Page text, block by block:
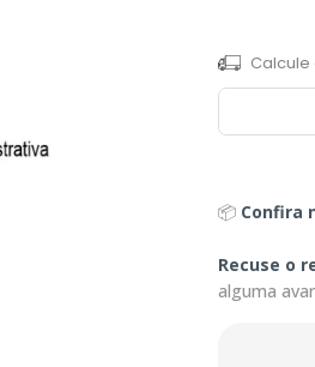
📦 Confira
Recuse o
alguma